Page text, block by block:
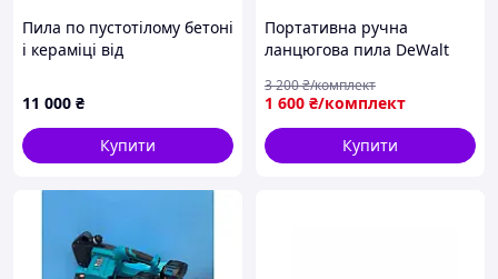
Пила по пустотілому бетоні
і кераміці від
1500 Вт, полотно- 430 мм
[2]
11 000 ₴
Купити
Портативна ручна
ланцюгова пила DeWalt
Акумуляторні ланцюгові
пилки, пила для обрізання
дерев акумуляторна
1 600 ₴/комплект
3 200₴/комплект
Купити